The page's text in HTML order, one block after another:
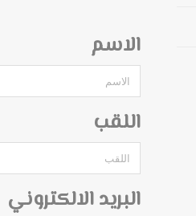
الاسم
اللقب
البريد الالكتروني